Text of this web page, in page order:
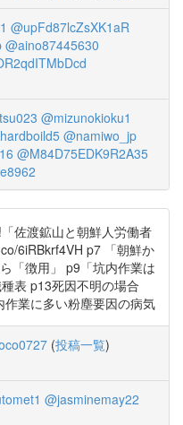
@upFd87lcZsXK1aR
@aino87445630
@mizunokioku1
@namiwo_jp
@M84D75EDK9R2A35
佐渡鉱山と朝鮮人労働者
6iRBkrf4VH p7 「朝鮮か
「徴用」 p9「坑内作業は
表 p13死因不明の場合
作業に多い粉塵要因の病気
(投稿一覧)
@jasminemay22